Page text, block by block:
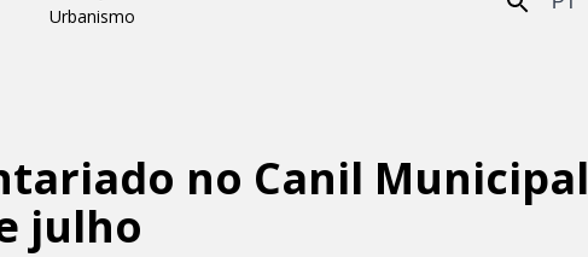
Urbanismo Enviar
no Canil Municipal
julho